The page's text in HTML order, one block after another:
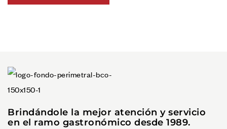
Brindándole la mejor atención y servicio
en el ramo gastronómico desde 1989.